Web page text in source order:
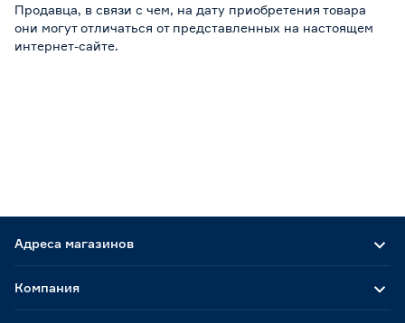
Продавца, в связи с чем, на дату приобретения товара
они могут отличаться от представленных на настоящем
интернет-сайте.
Адреса магазинов
Компания